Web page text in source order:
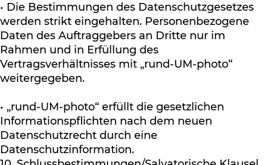
• Die Bestimmungen des Datenschutzgesetzes
werden strikt eingehalten. Personenbezogene
Daten des Auftraggebers an Dritte nur im
Rahmen und in Erfüllung des
Vertragsverhältnisses mit „rund-UM-photo“
weitergegeben.
• „rund-UM-photo“ erfüllt die gesetzlichen
Informationspflichten nach dem neuen
Datenschutzrecht durch eine
Datenschutzinformation.